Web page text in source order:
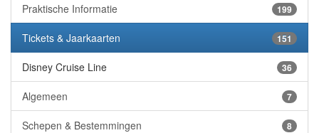
199
Praktische Informatie
151
Tickets & Jaarkaarten
36
Disney Cruise Line
7
Algemeen
8
Schepen & Bestemmingen